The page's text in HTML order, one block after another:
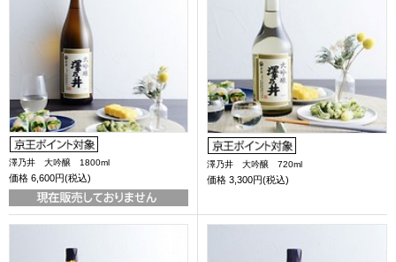
澤乃井 大吟醸 1800ml
価格 6,600円(税込)
澤乃井 大吟醸 720ml
価格 3,300円(税込)